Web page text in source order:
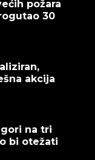
požara
30
akcija
gori na tri
bi otežati